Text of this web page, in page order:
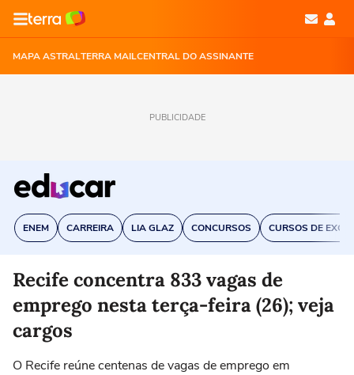
MAPA ASTRALTERRA MAILCENTRAL DO ASSINANTE
PUBLICIDADE
ENEM CARREIRA LIA GLAZ CONCURSOS CURSOS DE EXCEL
Recife concentra 833 vagas de
emprego nesta terça-feira (26); veja
cargos
O Recife reúne centenas de vagas de emprego em